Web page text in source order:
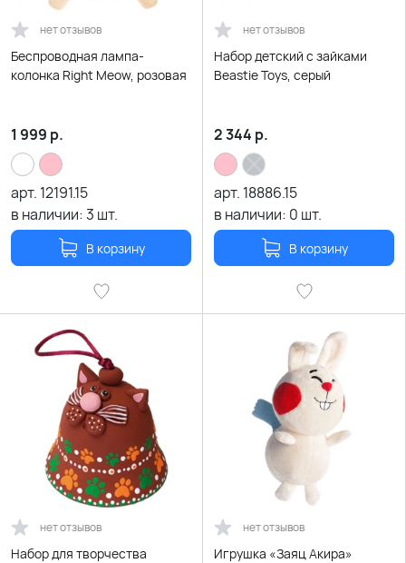
нет отзывов
Беспроводная лампа-
колонка Right Meow, розовая
1 999 р.
арт. 12191.15
в наличии:3 шт.
В корзину
нет отзывов
Набор детский с зайками
Beastie Toys, серый
2 344 р.
арт. 18886.15
в наличии: 0 шт.
В корзину
нет отзывов
Набор для творчества
нет отзывов
Игрушка «Заяц Акира»